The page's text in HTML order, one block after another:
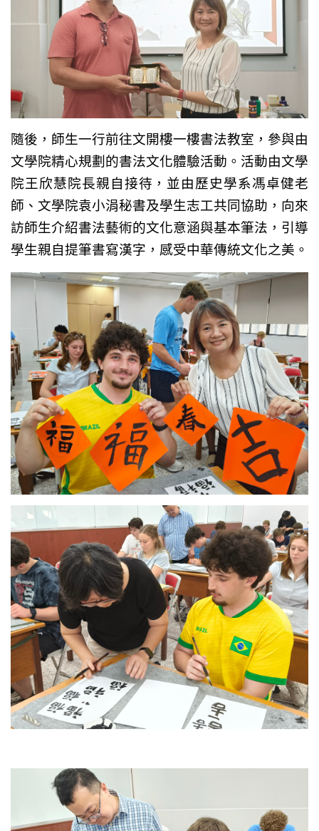
隨後，師生一行前往文開樓一樓書法教室，參與由
文學院精心規劃的書法文化體驗活動。活動由文學
院王欣慧院長親自接待，並由歷史學系馮卓健老
師、文學院袁小涓秘書及學生志工共同協助，向來
訪師生介紹書法藝術的文化意涵與基本筆法，引導
學生親自提筆書寫漢字，感受中華傳統文化之美。